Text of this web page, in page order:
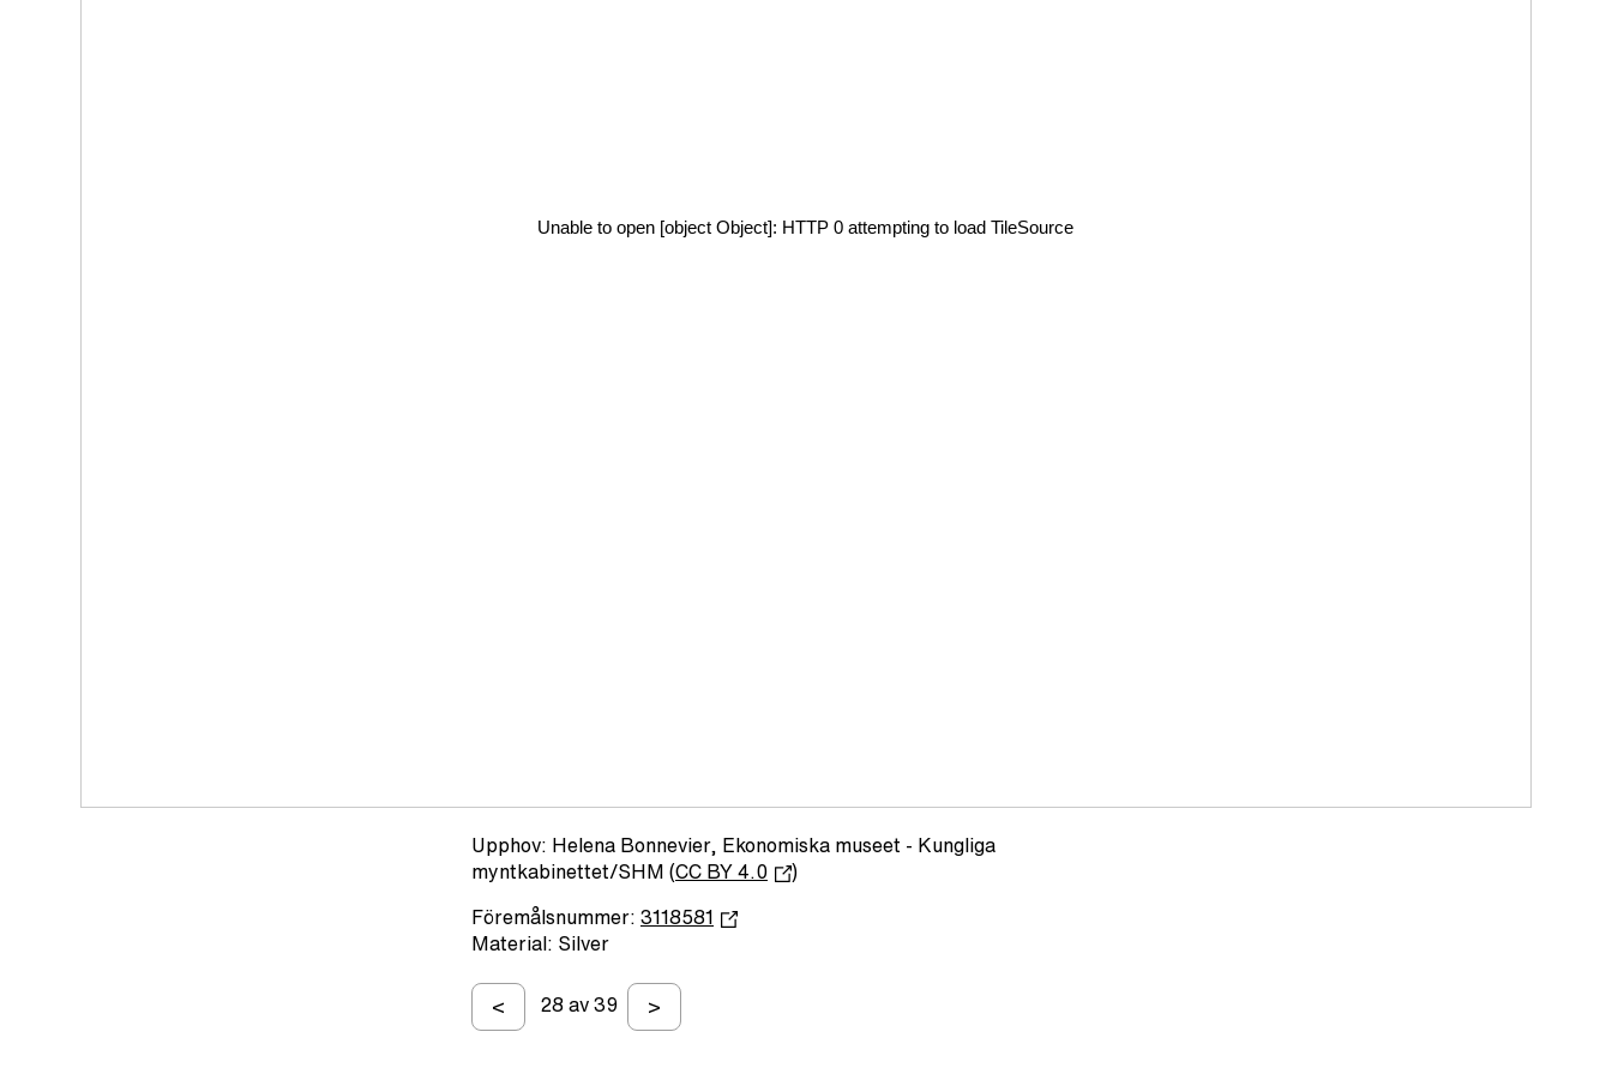
Unable to open [object Object]: HTTP 0 attempting to load TileSource
Upphov: Helena Bonnevier, Ekonomiska museet - Kungliga
myntkabinettet/SHM (CC BY 4.0 )
Föremålsnummer: 3118581
Material: Silver
< 28 av 39 >